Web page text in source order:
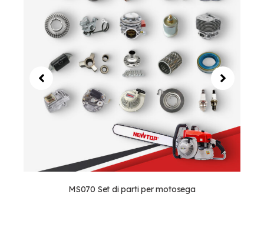
MS070 Set di parti per motosega